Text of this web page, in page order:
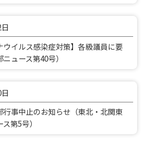
ウイルス感染症対策】各級議員に要
ュース第40号）
行事中止のお知らせ（東北・北関東
第5号）